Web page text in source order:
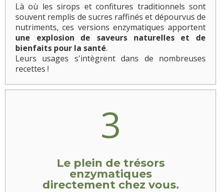
Là où les sirops et confitures traditionnels sont
souvent remplis de sucres raffinés et dépourvus de
nutriments, ces versions enzymatiques apportent
une explosion de saveurs naturelles et de
bienfaits pour la santé.
Leurs usages s'intègrent dans de nombreuses
recettes !
3
Le plein de trésors
enzymatiques
directement chez vous.